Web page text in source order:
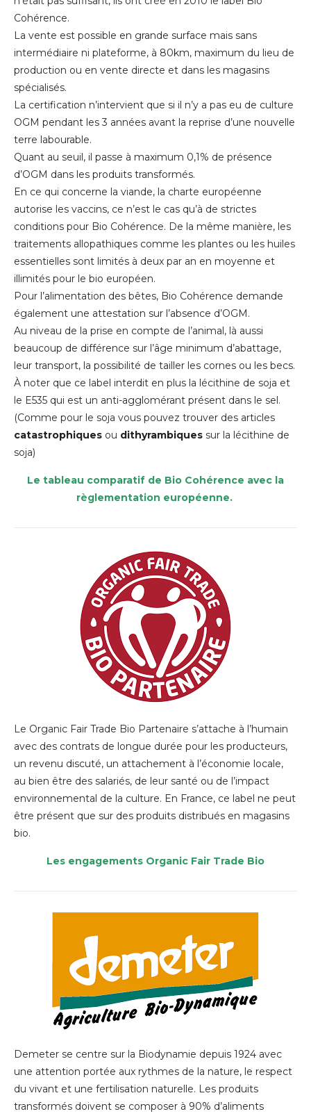
Cohérence.
La vente est possible en grande surface mais sans
intermédiaire ni plateforme, à 80km, maximum du lieu de
production ou en vente directe et dans les magasins
spécialisés.
La certification n’intervient que si il n’y a pas eu de culture
OGM pendant les 3 années avant la reprise d’une nouvelle
terre labourable.
Quant au seuil, il passe à maximum 0,1% de présence
d’OGM dans les produits transformés.
En ce qui concerne la viande, la charte européenne
autorise les vaccins, ce n’est le cas qu’à de strictes
conditions pour Bio Cohérence. De la même manière, les
traitements allopathiques comme les plantes ou les huiles
essentielles sont limités à deux par an en moyenne et
illimités pour le bio européen.
Pour l’alimentation des bêtes, Bio Cohérence demande
également une attestation sur l’absence d’OGM.
Au niveau de la prise en compte de l’animal, là aussi
beaucoup de différence sur l’âge minimum d’abattage,
leur transport, la possibilité de tailler les cornes ou les becs.
À noter que ce label interdit en plus la lécithine de soja et
le E535 qui est un anti-agglomérant présent dans le sel.
(Comme pour le soja vous pouvez trouver des articles
catastrophiques ou dithyrambiques sur la lécithine de
soja)
Le tableau comparatif de Bio Cohérence avec la
règlementation européenne.
Le Organic Fair Trade Bio Partenaire s’attache à l’humain
avec des contrats de longue durée pour les producteurs,
un revenu discuté, un attachement à l’économie locale,
au bien être des salariés, de leur santé ou de l’impact
environnemental de la culture. En France, ce label ne peut
être présent que sur des produits distribués en magasins
bio.
Les engagements Organic Fair Trade Bio
Demeter se centre sur la Biodynamie depuis 1924 avec
une attention portée aux rythmes de la nature, le respect
du vivant et une fertilisation naturelle. Les produits
transformés doivent se composer à 90% d’aliments